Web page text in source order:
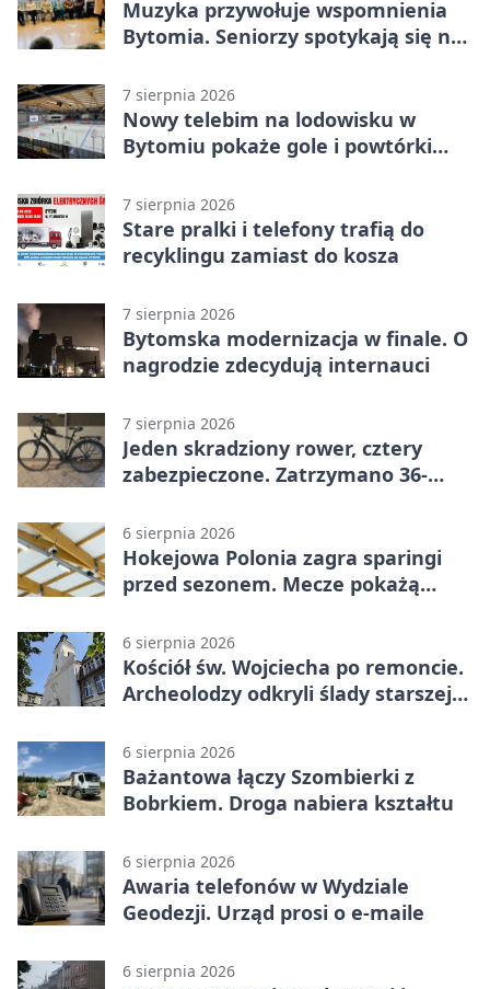
Muzyka przywołuje wspomnienia
Bytomia. Seniorzy spotykają się na
7 sierpnia 2026
Nowy telebim na lodowisku w
Bytomiu pokaże gole i powtórki
7 sierpnia 2026
Stare pralki i telefony trafią do
recyklingu zamiast do kosza
7 sierpnia 2026
Bytomska modernizacja w finale. O
nagrodzie zdecydują internauci
7 sierpnia 2026
Jeden skradziony rower, cztery
zabezpieczone. Zatrzymano 36-
6 sierpnia 2026
Hokejowa Polonia zagra sparingi
przed sezonem. Mecze pokażą
6 sierpnia 2026
Kościół św. Wojciecha po remoncie.
Archeolodzy odkryli ślady starszej
6 sierpnia 2026
Bażantowa łączy Szombierki z
Bobrkiem. Droga nabiera kształtu
6 sierpnia 2026
Awaria telefonów w Wydziale
Geodezji. Urząd prosi o e-maile
6 sierpnia 2026